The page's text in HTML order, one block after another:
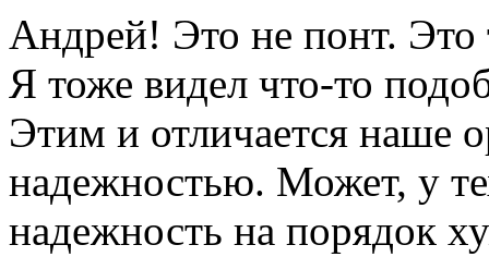
Андрей! Это не понт.
Я тоже видел что-то
Этим и отличается наше
надежностью. Может, у
надежность на порядок